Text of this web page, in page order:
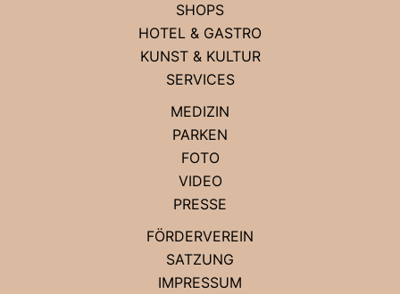
SHOPS
HOTEL & GASTRO
KUNST & KULTUR
SERVICES
MEDIZIN
PARKEN
FOTO
VIDEO
PRESSE
FÖRDERVEREIN
SATZUNG
IMPRESSUM